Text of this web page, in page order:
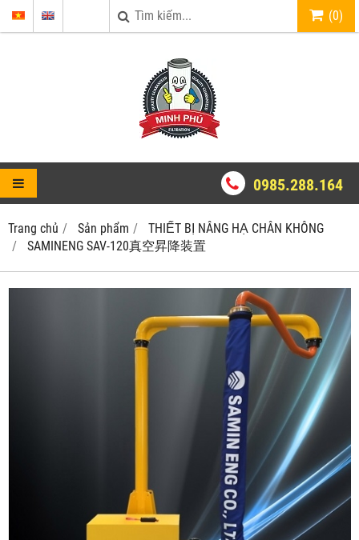
(0)
0985.288.164
Trang chủ Sản phẩm
THIẾT BỊ NÂNG HẠ CHÂN KHÔNG
SAMINENG SAV-120真空昇降装置